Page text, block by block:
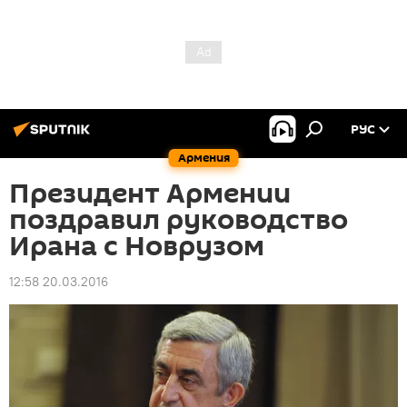
Армения
РУС
Президент Армении
поздравил руководство
Ирана с Новрузом
12:58 20.03.2016